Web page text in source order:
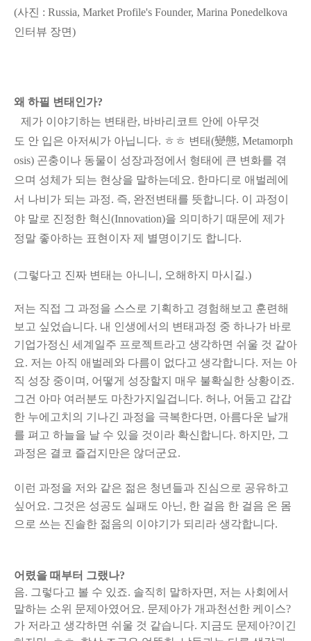
(사진 : Russia, Market Profile's Founder, Marina Ponedelkova
인터뷰 장면)
왜 하필 변태인가?
제가 이야기하는 변태 란, 바바리코트 안에 아무것
도 안 입은 아저씨가 아닙니다. ㅎㅎ 변태(變態, Metamorph
osis) 곤충이나 동물이 성장과정에서 형태에 큰 변화를 겪
으며 성체가 되는 현상을 말하는데요. 한마디로 애벌레에
서 나비가 되는 과정. 즉, 완전변태를 뜻합니다. 이 과정이
야 말로 진정한 혁신(Innovation)을 의미하기 때문에 제가
정말 좋아하는 표현이자 제 별명이기도 합니다.
(그렇다고 진짜 변태는 아니니, 오해하지 마시길.)
저는 직접 그 과정을 스스로 기획하고 경험해보고 훈련해
보고 싶었습니다. 내 인생에서의 변태과정 중 하나가 바로
기업가정신 세계일주 프로젝트라고 생각하면 쉬울 것 같아
요. 저는 아직 애벌레와 다름이 없다고 생각합니다. 저는 아
직 성장 중이며, 어떻게 성장할지 매우 불확실한 상황이죠.
그건 아마 여러분도 마찬가지일겁니다. 허나, 어둠고 갑갑
한 누에고치의 기나긴 과정을 극복한다면, 아름다운 날개
를 펴고 하늘을 날 수 있을 것이라 확신합니다. 하지만, 그
과정은 결코 즐겁지만은 않더군요.
이런 과정을 저와 같은 젊은 청년들과 진심으로 공유하고
싶어요. 그것은 성공도 실패도 아닌, 한 걸음 한 걸음 온 몸
으로 쓰는 진솔한 젊음의 이야기가 되리라 생각합니다.
어렸을 때부터 그랬나?
음. 그렇다고 볼 수 있죠. 솔직히 말하자면, 저는 사회에서
말하는 소위 문제아였어요. 문제아가 개과천선한 케이스?
가 저라고 생각하면 쉬울 것 같습니다. 지금도 문제아?이긴